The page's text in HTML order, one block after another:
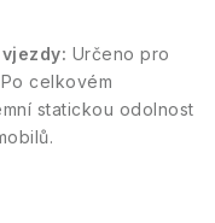
Určeno pro
celkovém
statickou odolnost